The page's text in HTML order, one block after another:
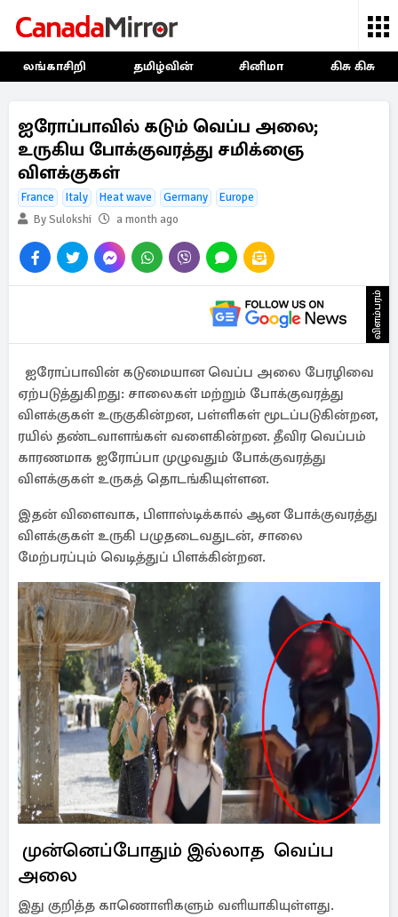
லங்காசிறி தமிழ்வின் சினிமா கிசு கிசு
ஐரோப்பாவில் கடும் வெப்ப அலை;
உருகிய போக்குவரத்து சமிக்ஞை
விளக்குகள்
France Italy Heat wave Germany
Europe
By Sulokshi
a month ago
விளம்பரம்
ஐரோப்பாவின் கடுமையான வெப்ப அலை பேரழிவை
ஏற்படுத்துகிறது: சாலைகள் மற்றும் போக்குவரத்து
விளக்குகள் உருகுகின்றன, பள்ளிகள் மூடப்படுகின்றன,
ரயில் தண்டவாளங்கள் வளைகின்றன. தீவிர வெப்பம்
காரணமாக ஐரோப்பா முழுவதும் போக்குவரத்து
விளக்குகள் உருகத் தொடங்கியுள்ளன.
இதன் விளைவாக, பிளாஸ்டிக்கால் ஆன போக்குவரத்து
விளக்குகள் உருகி பழுதடைவதுடன், சாலை
மேற்பரப்பும் வெடித்துப் பிளக்கின்றன.
முன்னெப்போதும் இல்லாத வெப்ப
அலை
இது குறித்த காணொளிகளும் வளியாகியுள்ளது.